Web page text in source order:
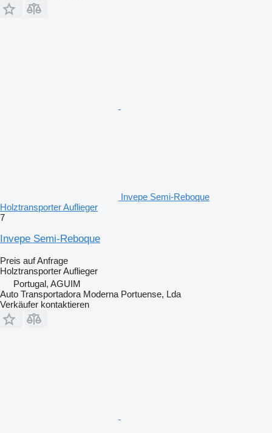
Invepe Semi-Reboque
Holztransporter Auflieger
7
Invepe Semi-Reboque
Preis auf Anfrage
Holztransporter Auflieger
Portugal, AGUIM
Auto Transportadora Moderna Portuense, Lda
Verkäufer kontaktieren